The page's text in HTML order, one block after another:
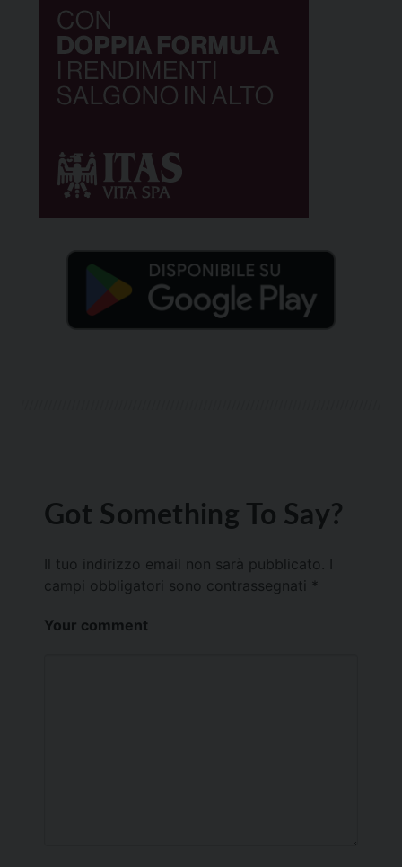
Got Something To Say?
Il tuo indirizzo email non sarà pubblicato.
campi obbligatori sono contrassegnati *
Your comment